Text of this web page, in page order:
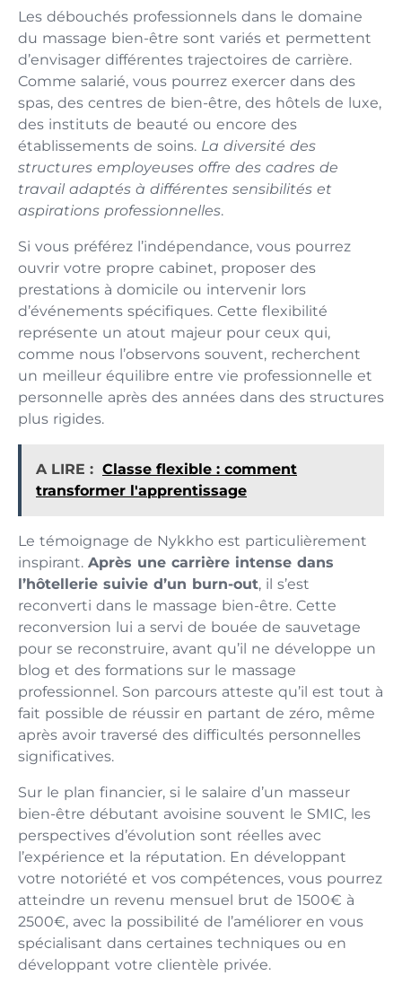
Les débouchés professionnels dans le domaine
du massage bien-être sont variés et permettent
d’envisager différentes trajectoires de carrière.
Comme salarié, vous pourrez exercer dans des
spas, des centres de bien-être, des hôtels de luxe,
des instituts de beauté ou encore des
établissements de soins. La diversité des
structures employeuses offre des cadres de
travail adaptés à différentes sensibilités et
aspirations professionnelles.
Si vous préférez l’indépendance, vous pourrez
ouvrir votre propre cabinet, proposer des
prestations à domicile ou intervenir lors
d’événements spécifiques. Cette flexibilité
représente un atout majeur pour ceux qui,
comme nous l’observons souvent, recherchent
un meilleur équilibre entre vie professionnelle et
personnelle après des années dans des structures
plus rigides.
A LIRE : Classe flexible : comment
transformer l'apprentissage
Le témoignage de Nykkho est particulièrement
inspirant. Après une carrière intense dans
l’hôtellerie suivie d’un burn-out, il s’est
reconverti dans le massage bien-être. Cette
reconversion lui a servi de bouée de sauvetage
pour se reconstruire, avant qu’il ne développe un
blog et des formations sur le massage
professionnel. Son parcours atteste qu’il est tout à
fait possible de réussir en partant de zéro, même
après avoir traversé des difficultés personnelles
significatives.
Sur le plan financier, si le salaire d’un masseur
bien-être débutant avoisine souvent le SMIC, les
perspectives d’évolution sont réelles avec
l’expérience et la réputation. En développant
votre notoriété et vos compétences, vous pourrez
atteindre un revenu mensuel brut de 1500€ à
2500€, avec la possibilité de l’améliorer en vous
spécialisant dans certaines techniques ou en
développant votre clientèle privée.